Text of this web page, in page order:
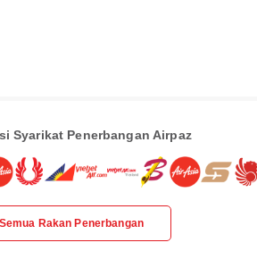
Syarikat Penerbangan Airpaz
Rakan Penerbangan